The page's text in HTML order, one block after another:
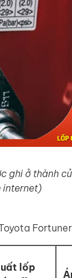
ghi ở thành
internet)
lốp